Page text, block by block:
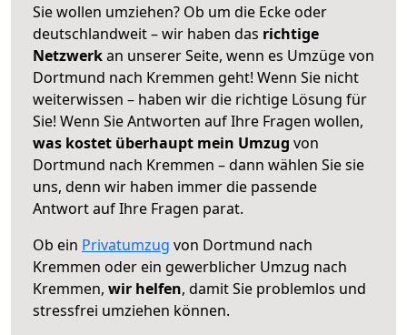
Sie wollen umziehen? Ob um die Ecke oder
deutschlandweit – wir haben das richtige
Netzwerkan unserer Seite, wenn es Umzüge von
Dortmund nach Kremmen geht! Wenn Sie nicht
weiterwissen – haben wir die richtige Lösung für
Sie! Wenn Sie Antworten auf Ihre Fragen wollen,
was kostet überhaupt mein Umzug von
Dortmund nach Kremmen – dann wählen Sie sie
uns, denn wir haben immer die passende
Antwort auf Ihre Fragen parat.
Ob ein Privatumzug von Dortmund nach
Kremmen oder ein gewerblicher Umzug nach
Kremmen, wir helfen, damit Sie problemlos und
stressfrei umziehen können.